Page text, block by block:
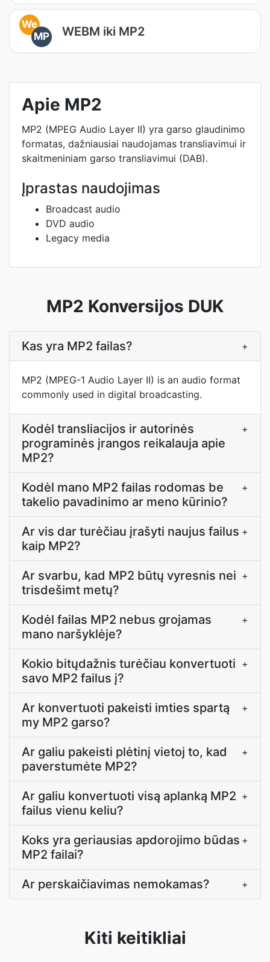
We
MP
WEBM iki MP2
Apie MP2
MP2 (MPEG Audio Layer II) yra garso glaudinimo
formatas, dažniausiai naudojamas transliavimui ir
skaitmeniniam garso transliavimui (DAB).
Įprastas naudojimas
Broadcast audio
DVD audio
Legacy media
MP2 Konversijos DUK
Kas yra MP2 failas? +
MP2 (MPEG-1 Audio Layer II) is an audio format
commonly used in digital broadcasting.
Kodėl transliacijos ir autorinės
programinės įrangos reikalauja apie
MP2?
+
Kodėl mano MP2 failas rodomas be
takelio pavadinimo ar meno kūrinio?
+
Ar vis dar turėčiau įrašyti naujus failus
kaip MP2?
+
Ar svarbu, kad MP2 būtų vyresnis nei
trisdešimt metų?
+
Kodėl failas MP2 nebus grojamas
mano naršyklėje?
+
Kokio bitųdažnis turėčiau konvertuoti
savo MP2 failus į?
+
Ar konvertuoti pakeisti imties spartą
my MP2 garso?
+
Ar galiu pakeisti plėtinį vietoj to, kad
paverstumėte MP2?
+
Ar galiu konvertuoti visą aplanką MP2
failus vienu keliu?
+
Koks yra geriausias apdorojimo būdas
MP2 failai?
+
Ar perskaičiavimas nemokamas? +
Kiti keitikliai